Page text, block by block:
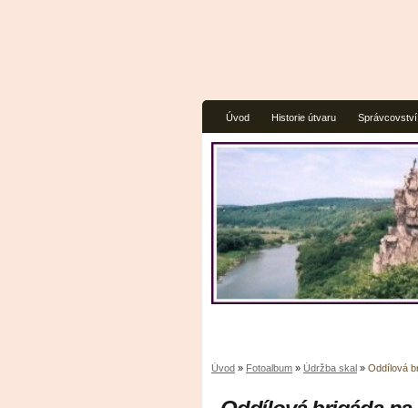
Úvod Historie útvaru
Úvod » Fotoalbum » Údržba skal » Oddílová